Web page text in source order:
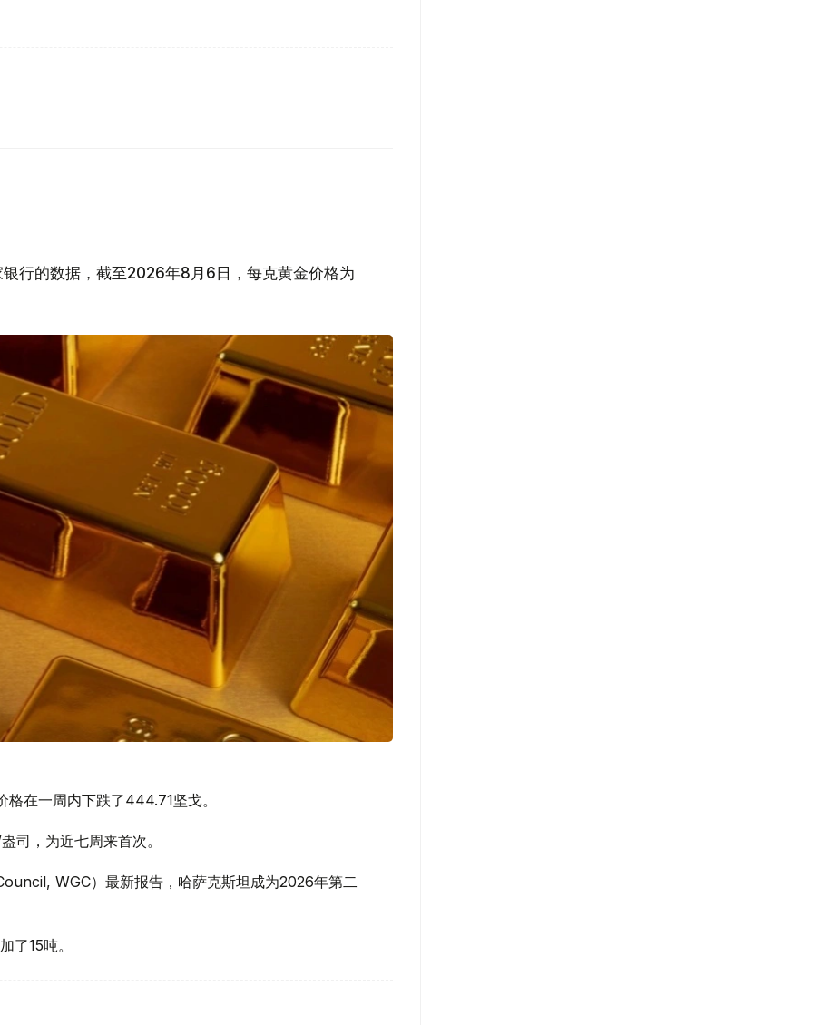
银行的数据，截至2026年8月6日，每克黄金价格为
在一周内下跌了444.71坚戈。
司，为近七周来首次。
WGC）最新报告，哈萨克斯坦成为2026年第二
了15吨。